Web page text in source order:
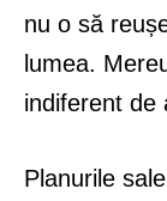
nu o să
lumea.
indiferent de
Planurile